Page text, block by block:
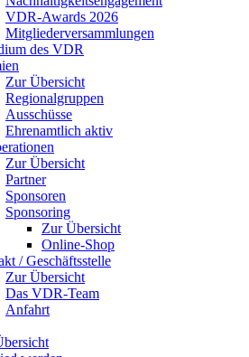
VDR-Awards 2026
Mitgliederversammlungen
des VDR
Zur Übersicht
Regionalgruppen
Ausschüsse
Ehrenamtlich aktiv
Zur Übersicht
Partner
Sponsoren
Sponsoring
Zur Übersicht
Online-Shop
/ Geschäftsstelle
Zur Übersicht
Das VDR-Team
Anfahrt